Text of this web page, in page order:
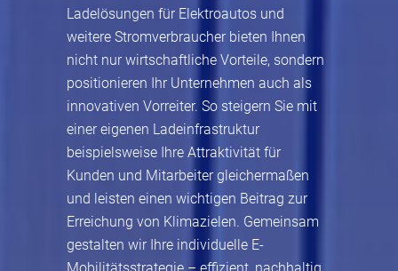
Ladelösungen für Elektroautos und
weitere Stromverbraucher bieten Ihnen
nicht nur wirtschaftliche Vorteile, sondern
positionieren Ihr Unternehmen auch als
innovativen Vorreiter. So steigern Sie mit
einer eigenen Ladeinfrastruktur
beispielsweise Ihre Attraktivität für
Kunden und Mitarbeiter gleichermaßen
und leisten einen wichtigen Beitrag zur
Erreichung von Klimazielen. Gemeinsam
gestalten wir Ihre individuelle E-